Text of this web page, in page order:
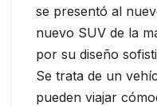
se presentó al
nuevo SUV de la
por su diseño
Se trata de un
pueden viajar